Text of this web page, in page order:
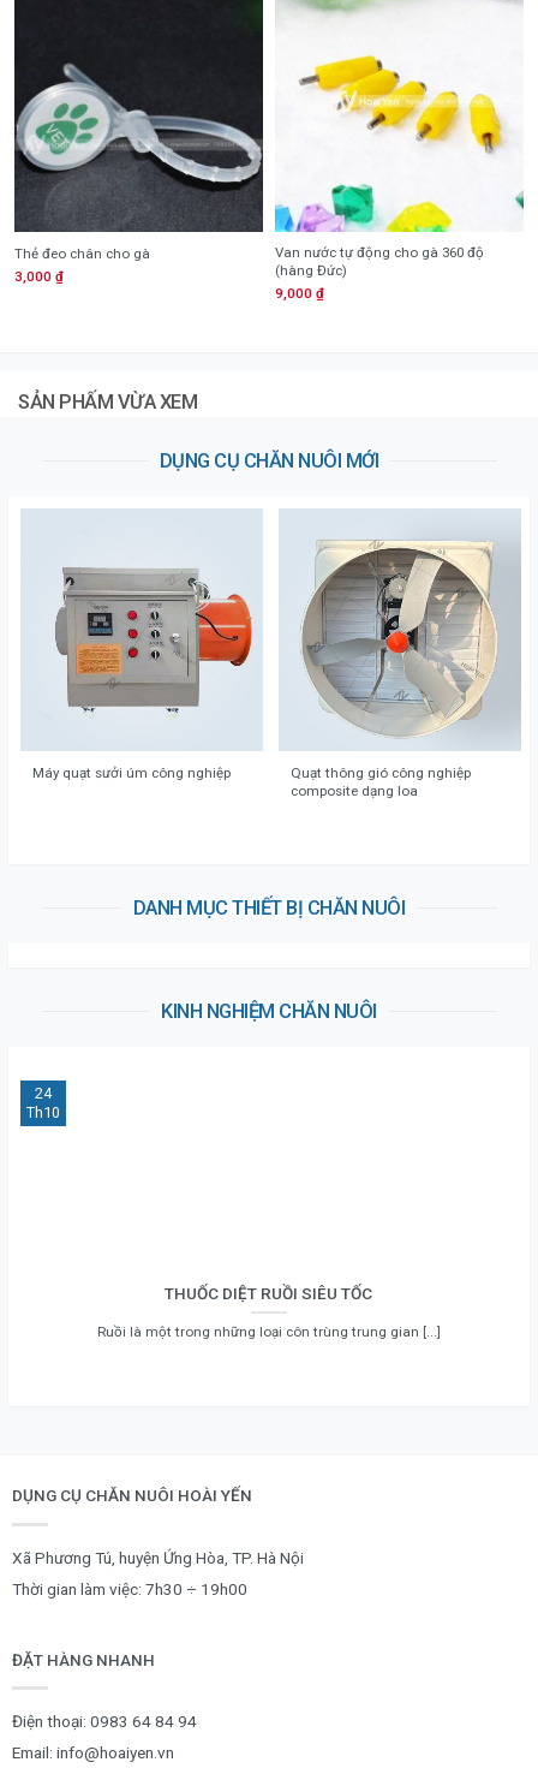
Thẻ đeo chân cho gà
3,000 ₫
Van nước tự động cho gà 360 độ
(hàng Đức)
9,000 ₫
SẢN PHẤM VỪA XEM
DỤNG CỤ CHĂN NUÔI MỚI
Máy quạt sưởi úm công nghiệp
Quạt thông gió công nghiệp
composite dạng loa
DANH MỤC THIẾT BỊ CHĂN NUÔI
KINH NGHIỆM CHĂN NUÔI
THUỐC DIỆT RUỒI SIÊU TỐC
Ruồi là một trong những loại côn trùng trung gian [...]
24
Th10
DỤNG CỤ CHĂN NUÔI HOÀI YẾN
Xã Phương Tú, huyện Ứng Hòa, TP. Hà Nội
Thời gian làm việc: 7h30 ÷ 19h00
ĐẶT HÀNG NHANH
Điện thoại: 0983 64 84 94
Email: info@hoaiyen.vn